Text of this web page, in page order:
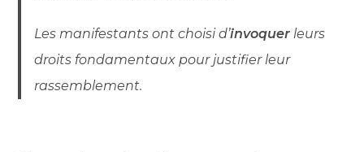
Les manifestants ont choisi d’invoquer leurs
droits fondamentaux pour justifier leur
rassemblement.